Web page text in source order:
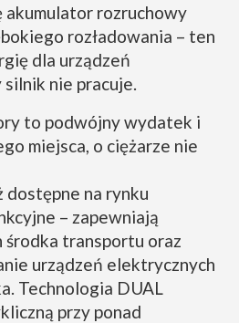
akumulator rozruchowy
rozładowania – ten
dla urządzeń
nie pracuje.
to podwójny wydatek i
miejsca, o ciężarze nie
dostępne na rynku
– zapewniają
środka transportu oraz
urządzeń elektrycznych
Technologia DUAL
przy ponad